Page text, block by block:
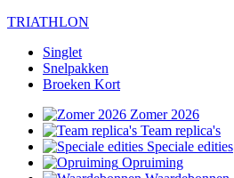
TRIATHLON
Singlet
Snelpakken
Broeken Kort
Zomer 2026
Team replica's
Speciale edities
Opruiming